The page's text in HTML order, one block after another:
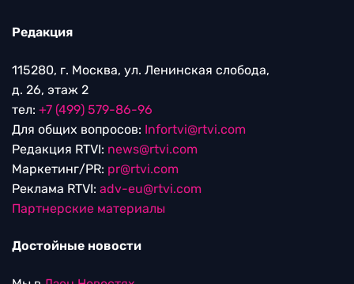
Редакция
115280, г. Москва, ул. Ленинская слобода,
д. 26, этаж 2
тел: +7 (499) 579-86-96
Для общих вопросов: Infortvi@rtvi.com
Редакция RTVI: news@rtvi.com
Маркетинг/PR: pr@rtvi.com
Реклама RTVI: adv-eu@rtvi.com
Партнерские материалы
Достойные новости